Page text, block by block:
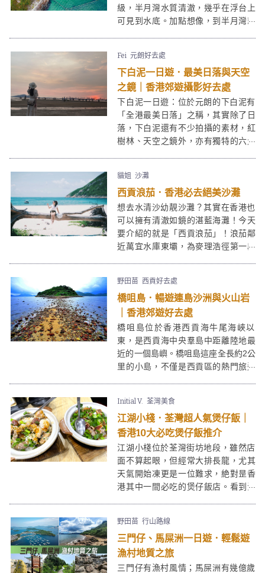
級，半月灣水質清澈，幾乎在浮台上
可見到水底。加點想像，到半月灣就
Fei 元朗好去處
下白泥一日遊．最美日落與天空
之鏡｜香港郊遊攝影好去處
下白泥一日遊：位於元朗的下白泥有
「全港最美日落」之稱，其實除了日
落，下白泥還有不少拍攝的素材，紅
樹林、天空之鏡外，亦有獨特的六角
拍日落的熱選景點。而在下白泥旁邊
的鴨仔坑士多，裝修也是心思十足，
在這裏渡過一個黃昏絕對是「目不瑕
給」！
貓姐 沙灘
西貢浪茄．香港必去絕美沙灘
想去水清沙幼靚沙灘？其實在香港也
可以擁有清澈如鏡的湛藍海灘！今天
要介紹的就是「西貢浪茄」！浪茄鄰
近萬宜水庫東壩，為麥理浩徑第一段
可以露營的。
野田苗 西貢好去處
橋咀島．暢遊連島沙洲與火山岩
｜香港郊遊好去處
橋咀島位於香港西貢海牛尾海峽以
東，是西貢海中央羣島中距離陸地最
近的一個島嶼。橋咀島這座全長約2公
里的小島，不僅是西貢區的熱門旅遊
的海灣與豐富的生態，吸引著本地居
民與來自世界各地的遊客前來探索。
Initial V. 荃灣美食
江湖小棧．荃灣超人氣煲仔飯｜
香港10大必吃煲仔飯推介
江湖小棧位於荃灣街坊地段，雖然店
面不算起眼，但經常大排長龍，尤其
天氣開始凍更是一位難求，絶對昰香
港其中一間必吃的煲仔飯店。看到江
以最後決定點了魷魚肉餅煲仔飯、臘
味排骨煲仔飯，雖然價錢不算親民，
但地道風味搭夠！
野田苗 行山路線
三門仔、馬屎洲一日遊．輕鬆遊
漁村地質之旅
三門仔有漁村風情；馬屎洲有幾億歲